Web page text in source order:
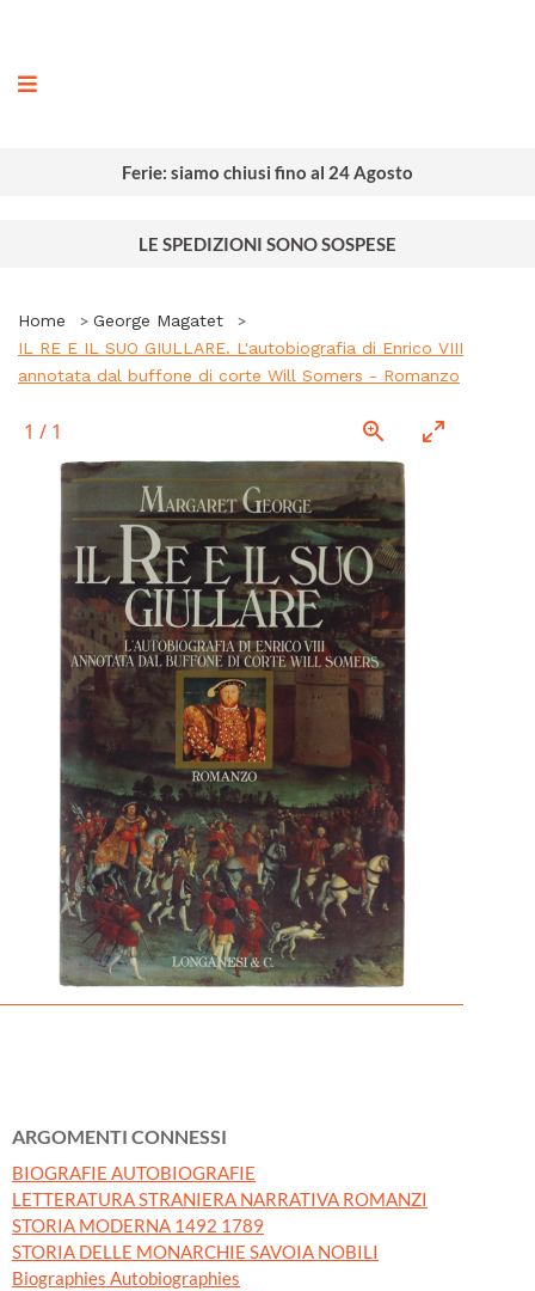
Ferie: siamo chiusi fino al 24 Agosto
LE SPEDIZIONI SONO SOSPESE
Home
George Magatet
IL RE E IL SUO GIULLARE. L'autobiografia di Enrico VIII
annotata dal buffone di corte Will Somers - Romanzo
1 / 1
ARGOMENTI CONNESSI
BIOGRAFIE AUTOBIOGRAFIE
LETTERATURA STRANIERA NARRATIVA ROMANZI
STORIA MODERNA 1492 1789
STORIA DELLE MONARCHIE SAVOIA NOBILI
Biographies Autobiographies